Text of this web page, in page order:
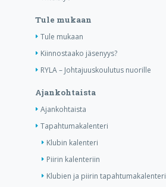
Tule mukaan
Tule mukaan
Kiinnostaako jäsenyys?
RYLA – Johtajuuskoulutus nuorille
Ajankohtaista
Ajankohtaista
Tapahtumakalenteri
Klubin kalenteri
Piirin kalenteriin
Klubien ja piirin tapahtumakalenteri